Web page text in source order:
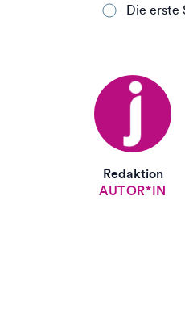
Die erste
Redaktion
AUTOR*IN